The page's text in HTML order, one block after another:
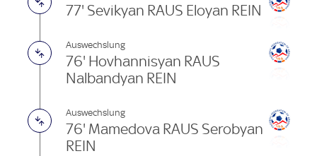
77' Sevikyan RAUS Eloyan REIN
Auswechslung
76' Hovhannisyan RAUS
Nalbandyan REIN
Auswechslung
76' Mamedova RAUS Serobyan
REIN